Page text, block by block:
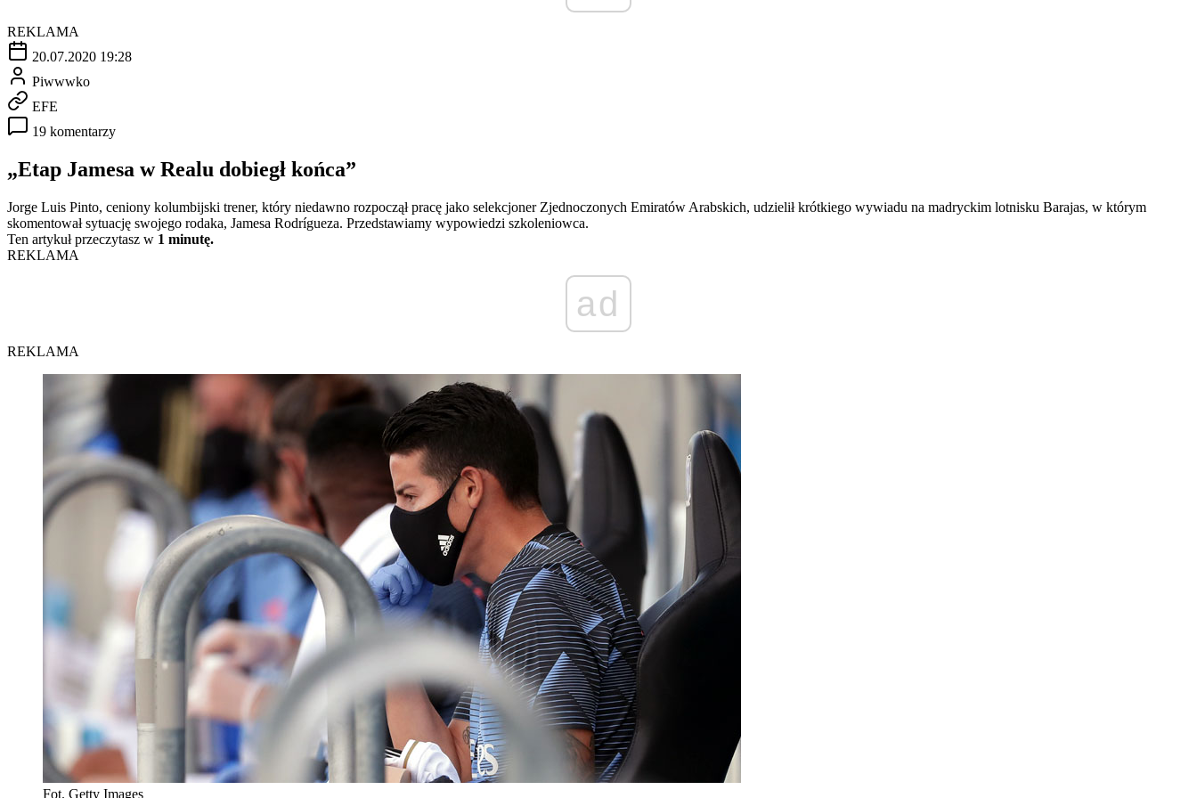
REKLAMA
20.07.2020 19:28
Piwwwko
EFE
19 komentarzy
„Etap Jamesa w Realu dobiegł końca”
Jorge Luis Pinto, ceniony kolumbijski trener, który niedawno rozpoczął pracę jako selekcjoner Zjednoczonych Emiratów Arabskich, udzielił krótkiego wywiadu na madryckim lotnisku Barajas, w którym
skomentował sytuację swojego rodaka, Jamesa Rodrígueza. Przedstawiamy wypowiedzi szkoleniowca.
Ten artykuł przeczytasz w 1 minutę.
REKLAMA
ad
REKLAMA
Fot. Getty Images